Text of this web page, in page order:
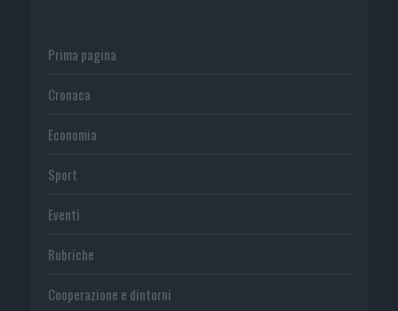
Prima pagina
Cronaca
Economia
Sport
Eventi
Rubriche
Cooperazione e dintorni